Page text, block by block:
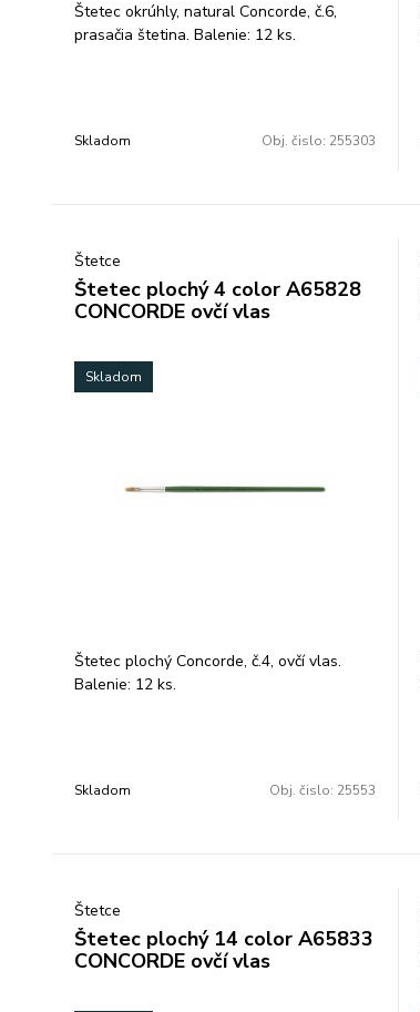
Štetec okrúhly, natural Concorde, č.6,
prasačia štetina. Balenie: 12 ks.
Skladom Obj. čislo: 255303
Štetce
Štetec plochý 4 color A65828
CONCORDE ovčí vlas
Skladom
Štetec plochý Concorde, č.4, ovčí vlas.
Balenie: 12 ks.
Skladom Obj. čislo: 25553
Štetce
Štetec plochý 14 color A65833
CONCORDE ovčí vlas